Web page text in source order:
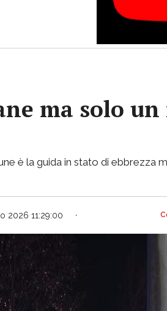
ma solo
è la guida in stato di ebbrezza
2026 11:29:00